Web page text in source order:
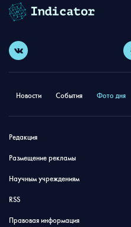
Новости События Фото дня
Редакция
Размещение рекламы
Научным учреждениям
RSS
Правовая информация